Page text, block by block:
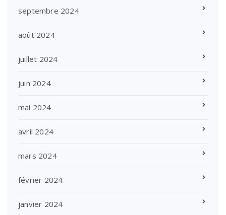
septembre 2024
août 2024
juillet 2024
juin 2024
mai 2024
avril 2024
mars 2024
février 2024
janvier 2024